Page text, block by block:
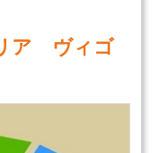
ア ヴィゴ